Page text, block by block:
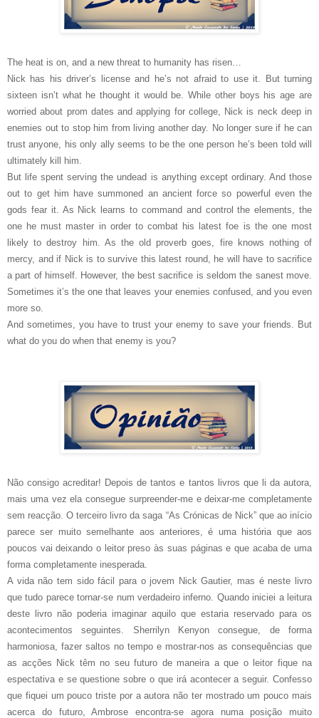
The heat is on, and a new threat to humanity has risen…
Nick has his driver’s license and he’s not afraid to use it. But turning
sixteen isn’t what he thought it would be. While other boys his age are
worried about prom dates and applying for college, Nick is neck deep in
enemies out to stop him from living another day. No longer sure if he can
trust anyone, his only ally seems to be the one person he’s been told will
ultimately kill him.
But life spent serving the undead is anything except ordinary. And those
out to get him have summoned an ancient force so powerful even the
gods fear it. As Nick learns to command and control the elements, the
one he must master in order to combat his latest foe is the one most
likely to destroy him. As the old proverb goes, fire knows nothing of
mercy, and if Nick is to survive this latest round, he will have to sacrifice
a part of himself. However, the best sacrifice is seldom the sanest move.
Sometimes it’s the one that leaves your enemies confused, and you even
more so.
And sometimes, you have to trust your enemy to save your friends. But
what do you do when that enemy is you?
Não consigo acreditar! Depois de tantos e tantos livros que li da autora,
mais uma vez ela consegue surpreender-me e deixar-me completamente
sem reacção. O terceiro livro da saga “As Crónicas de Nick” que ao início
parece ser muito semelhante aos anteriores, é uma história que aos
poucos vai deixando o leitor preso às suas páginas e que acaba de uma
forma completamente inesperada.
A vida não tem sido fácil para o jovem Nick Gautier, mas é neste livro
que tudo parece tornar-se num verdadeiro inferno. Quando iniciei a leitura
deste livro não poderia imaginar aquilo que estaria reservado para os
acontecimentos seguintes. Sherrilyn Kenyon consegue, de forma
harmoniosa, fazer saltos no tempo e mostrar-nos as consequências que
as acções Nick têm no seu futuro de maneira a que o leitor fique na
espectativa e se questione sobre o que irá acontecer a seguir. Confesso
que fiquei um pouco triste por a autora não ter mostrado um pouco mais
acerca do futuro, Ambrose encontra-se agora numa posição muito